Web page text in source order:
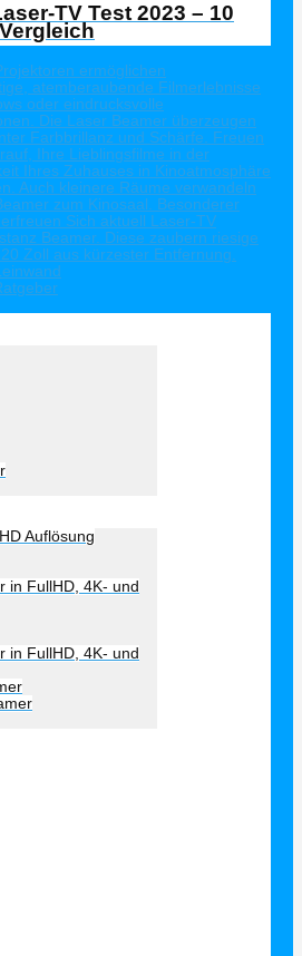
TV Test 2023 – 10
ermöglichen
atemberaubende Filmerlebnisse
oder eindrucksvolle
Die Laser Beamer überzeugen
Farbbrillanz und Schärfe. Freuen
Ihre Lieblingsfilme in der
Ihres Zuhauses in Kinoatmosphäre
Auch kleinere Räume verwandeln
zum Kinosaal. Besonderer
Sich aktuell Laser-TV
Beamer. Diese zaubern riesige
Zoll aus kürzester Entfernung.
Auflösung
in FullHD, 4K- und
in FullHD, 4K- und